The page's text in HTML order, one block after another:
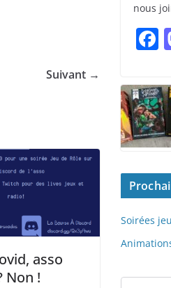
Suivant →
asso
Non !
nous
F
a
c
e
o
o
k
Soirées